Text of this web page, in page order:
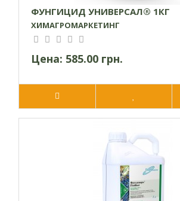
ФУНГИЦИД УНИВЕРСАЛ® 1КГ
ХИМАГРОМАРКЕТИНГ
Цена: 585.00 грн.